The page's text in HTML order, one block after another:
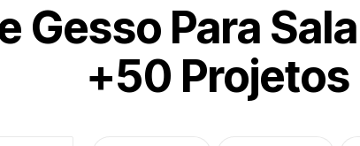
Gesso Para
+50